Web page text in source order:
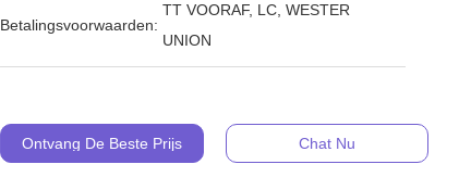
Betalingsvoorwaarden:
TT VOORAF, LC, WESTER
UNION
Ontvang De Beste Prijs Chat Nu